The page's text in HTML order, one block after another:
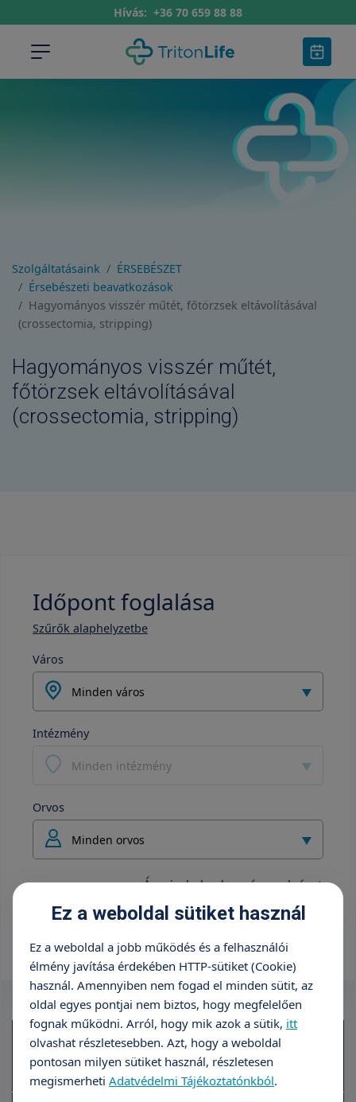
Hívás: +36 70 659 88 88
Szolgáltatásaink
ÉRSEBÉSZET
Érsebészeti beavatkozások
Hagyományos visszér műtét, főtörzsek eltávolításával
(crossectomia, stripping)
Hagyományos visszér műtét,
főtörzsek eltávolításával
(crossectomia, stripping)
Időpont foglalása
Szűrők alaphelyzetbe
Város
Minden város
Intézmény
Minden intézmény
Orvos
Minden orvos
Áraink helyszínenként
Hagyományos visszér műtét, egyoldali,
altatásban/gerincközeli érzéstelenítésben
Ez a weboldal sütiket használ
Ez a weboldal a jobb működés és a felhasználói
élmény javítása érdekében HTTP-sütiket (Cookie)
használ. Amennyiben nem fogad el minden sütit, az
oldal egyes pontjai nem biztos, hogy megfelelően
fognak működni. Arról, hogy mik azok a sütik, itt
olvashat részletesebben. Azt, hogy a weboldal
pontosan milyen sütiket használ, részletesen
megismerheti Adatvédelmi Tájékoztatónkból.